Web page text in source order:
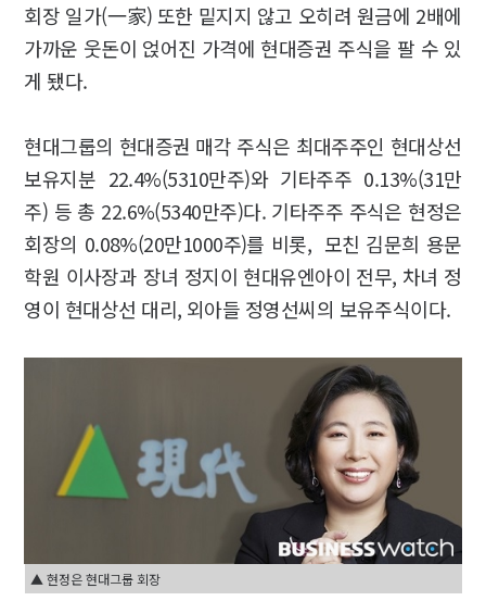
회장 일가(一家) 또한 밑지지 않고 오히려 원금에 2배에
가까운 웃돈이 얹어진 가격에 현대증권 주식을 팔 수 있
게 됐다.
현대그룹의 현대증권 매각 주식은 최대주주인 현대상선
보유지분 22.4%(5310만주)와 기타주주 0.13%(31만
주) 등 총 22.6%(5340만주)다. 기타주주 주식은 현정은
회장의 0.08%(20만1000주)를 비롯, 모친 김문희 용문
학원 이사장과 장녀 정지이 현대유엔아이 전무, 차녀 정
영이 현대상선 대리, 외아들 정영선씨의 보유주식이다.
▲ 현정은 현대그룹 회장